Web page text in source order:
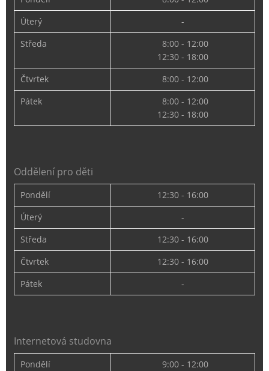
Úterý
-
Středa
8:00 - 12:00
12:30 - 18:00
Čtvrtek
8:00 - 12:00
Pátek
8:00 - 12:00
12:30 - 18:00
Oddělení pro děti
Pondělí
12:30 - 16:00
Úterý
-
Středa
12:30 - 16:00
Čtvrtek
12:30 - 16:00
Pátek
-
Internetová studovna
Pondělí 9:00 - 12:00